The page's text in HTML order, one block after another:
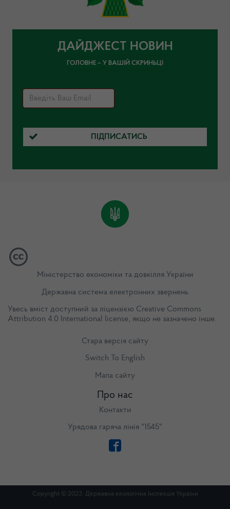
ДАЙДЖЕСТ НОВИН
ГОЛОВНЕ – У ВАШІЙ СКРИНЬЦІ
ПІДПИСАТИСЬ
Міністерство економіки та довкілля України
Державна система електронних звернень
Увесь вміст доступний за ліцензією Creative Commons
Attribution 4.0 International license, якщо не зазначено інше.
Стара версія сайту
Switch To English
Мапа сайту
Про нас
Контакти
Урядова гаряча лінія "1545"
Copyright © 2023. Державна екологічна Інспекція України